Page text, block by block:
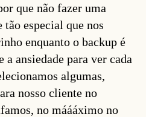
que não fazer uma
especial que nos
enquanto o backup é
a ansiedade para ver cada
algumas,
nosso cliente no
no máááximo no